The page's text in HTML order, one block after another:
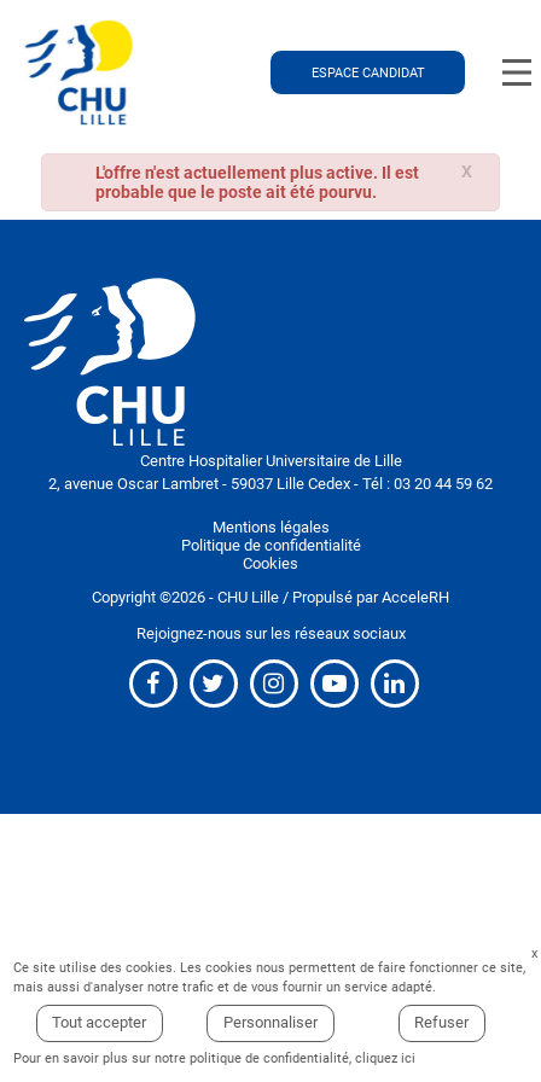
Ce site utilise des cookies. Les cookies nous permettent de faire fonctionner ce site,
mais aussi d'analyser notre trafic et de vous fournir un service adapté.
Tout accepter Personnaliser Refuser
Pour en savoir plus sur notre politique de confidentialité,cliquez ici
ESPACE CANDIDAT
X
L'offre n'est actuellement plus active. Il est
probable que le poste ait été pourvu.
Centre Hospitalier Universitaire de Lille
2, avenue Oscar Lambret - 59037 Lille Cedex - Tél : 03 20 44 59 62
Mentions légales
Politique de confidentialité
Cookies
Copyright ©2026 - CHU Lille / Propulsé parAcceleRH
Rejoignez-nous sur les réseaux sociaux